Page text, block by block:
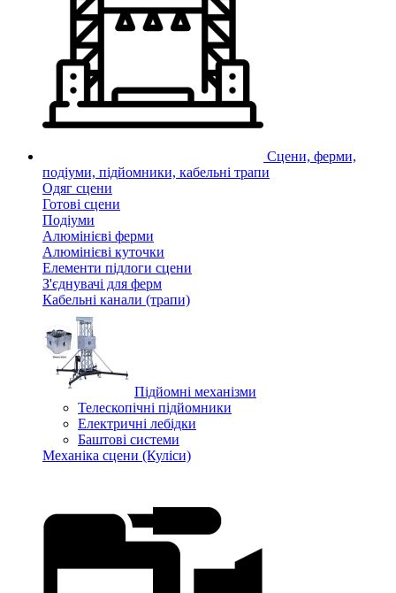
Сцени, ферми,
подіуми, підйомники, кабельні трапи
Одяг сцени
Готові сцени
Подіуми
Алюмінієві ферми
Алюмінієві куточки
Елементи підлоги сцени
З'єднувачі для ферм
Кабельні канали (трапи)
Підйомні механізми
Телескопічні підйомники
Електричні лебідки
Баштові системи
Механіка сцени (Куліси)